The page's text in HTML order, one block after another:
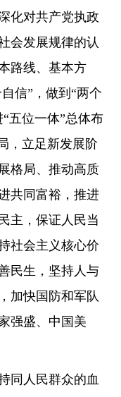
化对共产党执政
会发展规律的认
路线、基本方
信”，做到“两个
五位一体”总体布
，立足新发展阶
格局、推动高质
共同富裕，推进
主，保证人民当
社会主义核心价
民生，坚持人与
加快国防和军队
强盛、中国美
同人民群众的血